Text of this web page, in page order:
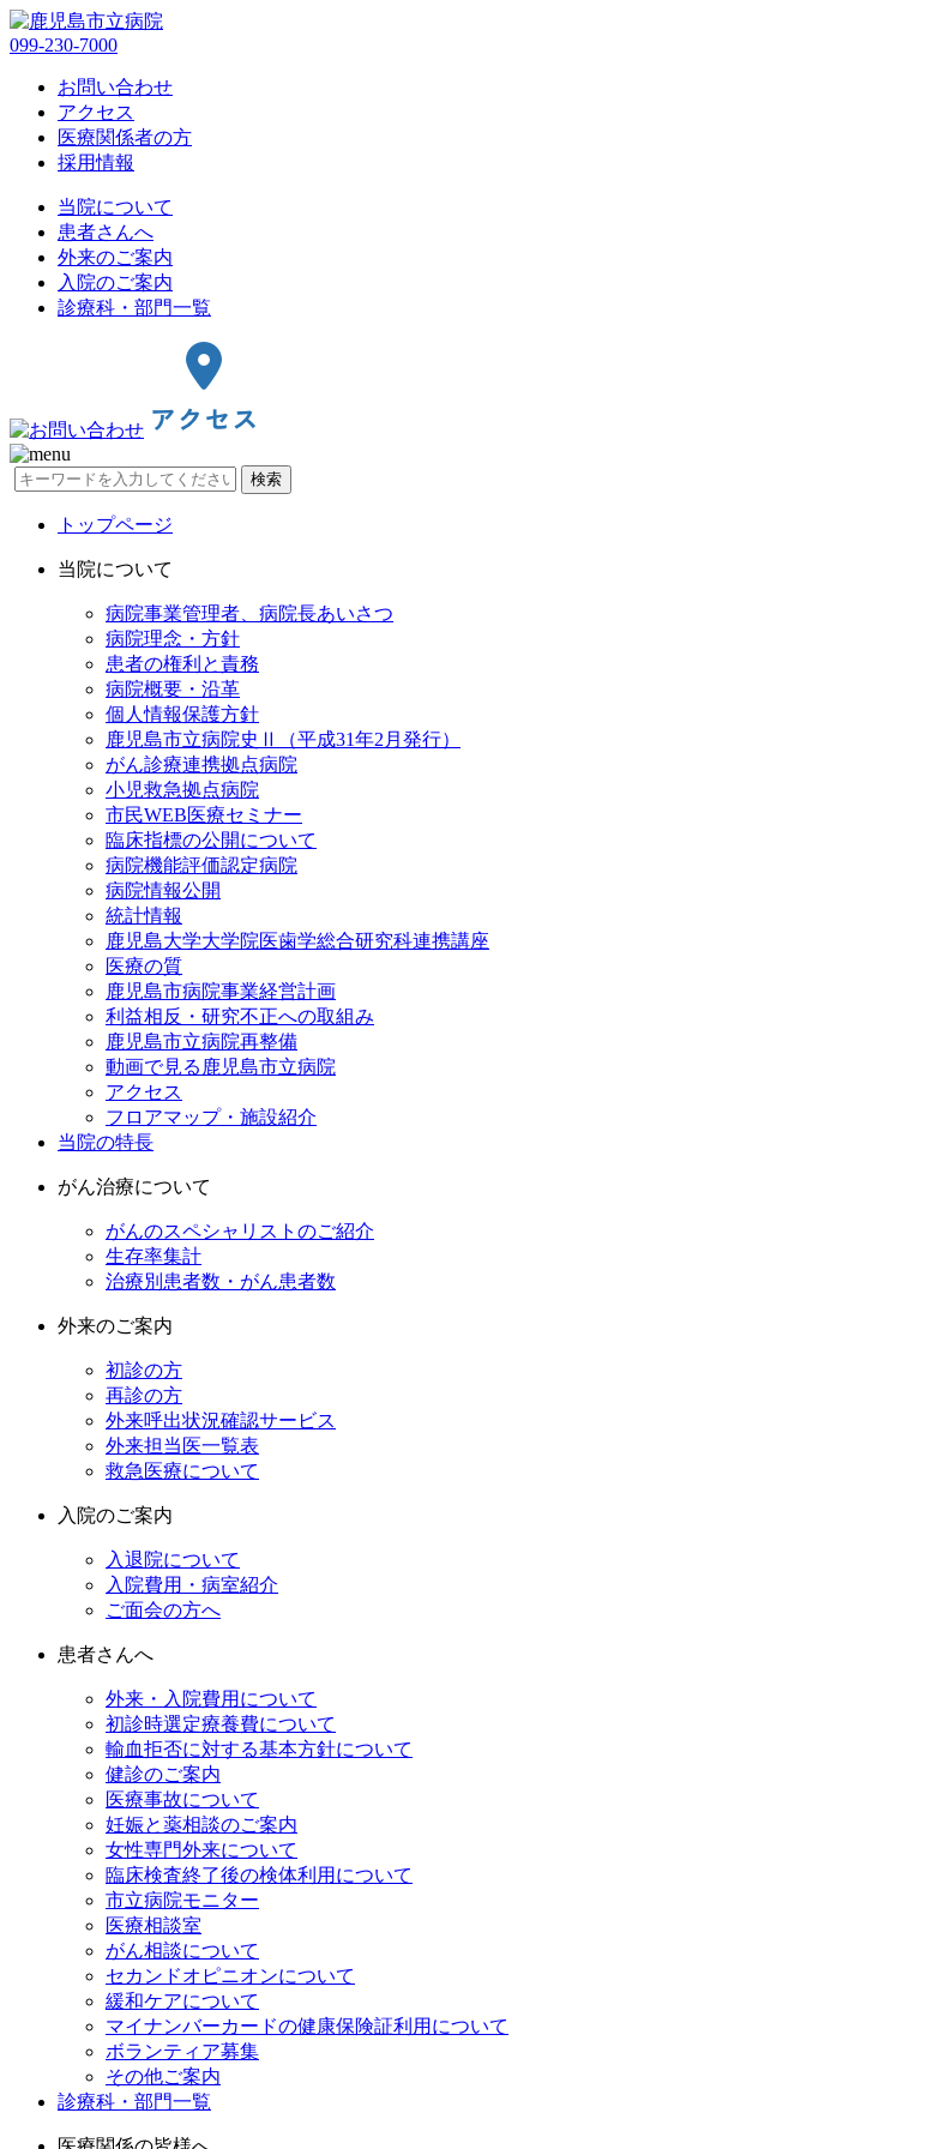
099-230-7000
お問い合わせ
アクセス
医療関係者の方
採用情報
当院について
患者さんへ
外来のご案内
入院のご案内
診療科・部門一覧
検索
トップページ
当院について
病院事業管理者、病院長あいさつ
病院理念・方針
患者の権利と責務
病院概要・沿革
個人情報保護方針
鹿児島市立病院史Ⅱ（平成31年2月発行）
がん診療連携拠点病院
小児救急拠点病院
市民WEB医療セミナー
臨床指標の公開について
病院機能評価認定病院
病院情報公開
統計情報
鹿児島大学大学院医歯学総合研究科連携講座
医療の質
鹿児島市病院事業経営計画
利益相反・研究不正への取組み
鹿児島市立病院再整備
動画で見る鹿児島市立病院
アクセス
フロアマップ・施設紹介
当院の特長
がん治療について
がんのスペシャリストのご紹介
生存率集計
治療別患者数・がん患者数
外来のご案内
初診の方
再診の方
外来呼出状況確認サービス
外来担当医一覧表
救急医療について
入院のご案内
入退院について
入院費用・病室紹介
ご面会の方へ
患者さんへ
外来・入院費用について
初診時選定療養費について
輸血拒否に対する基本方針について
健診のご案内
医療事故について
妊娠と薬相談のご案内
女性専門外来について
臨床検査終了後の検体利用について
市立病院モニター
医療相談室
がん相談について
セカンドオピニオンについて
緩和ケアについて
マイナンバーカードの健康保険証利用について
ボランティア募集
その他ご案内
診療科・部門一覧